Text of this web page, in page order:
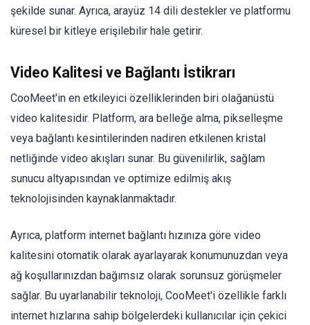
şekilde sunar. Ayrıca, arayüz 14 dili destekler ve platformu
küresel bir kitleye erişilebilir hale getirir.
Video Kalitesi ve Bağlantı İstikrarı
CooMeet'in en etkileyici özelliklerinden biri olağanüstü
video kalitesidir. Platform, ara belleğe alma, pikselleşme
veya bağlantı kesintilerinden nadiren etkilenen kristal
netliğinde video akışları sunar. Bu güvenilirlik, sağlam
sunucu altyapısından ve optimize edilmiş akış
teknolojisinden kaynaklanmaktadır.
Ayrıca, platform internet bağlantı hızınıza göre video
kalitesini otomatik olarak ayarlayarak konumunuzdan veya
ağ koşullarınızdan bağımsız olarak sorunsuz görüşmeler
sağlar. Bu uyarlanabilir teknoloji, CooMeet'i özellikle farklı
internet hızlarına sahip bölgelerdeki kullanıcılar için çekici